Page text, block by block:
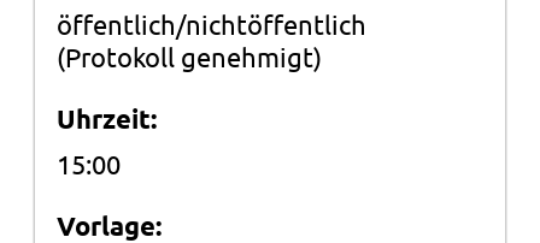
öffentlich/nichtöffentlich
(Protokoll genehmigt)
Uhrzeit:
15:00
Vorlage: